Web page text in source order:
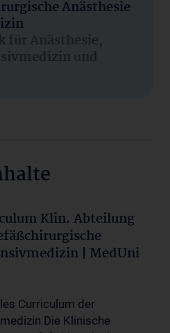
Anästhesie
Anästhesie,
und
Klin. Abteilung
| MedUni
Curriculum der
Die Klinische